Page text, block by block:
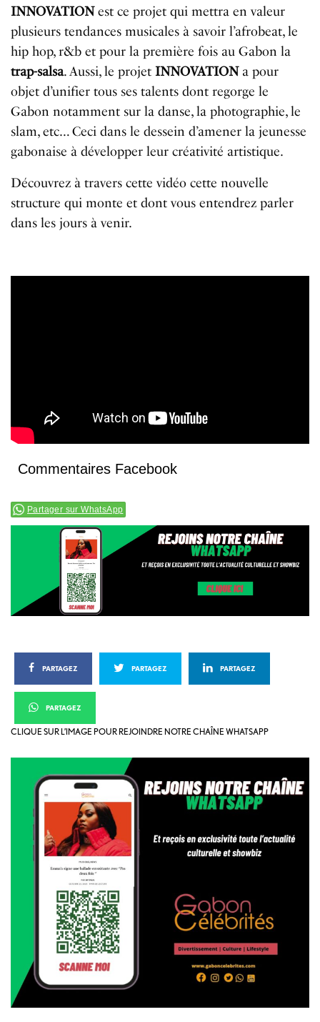
INNOVATIONest ce projet qui mettra en valeur
plusieurs tendances musicales à savoir l’afrobeat, le
hip hop, r&b et pour la première fois au Gabon la
trap-salsa. Aussi, le projet INNOVATIONa pour
objet d’unifier tous ses talents dont regorge le
Gabon notamment sur la danse, la photographie, le
slam, etc… Ceci dans le dessein d’amener la jeunesse
gabonaise à développer leur créativité artistique.
Découvrez à travers cette vidéo cette nouvelle
structure qui monte et dont vous entendrez parler
dans les jours à venir.
Commentaires Facebook
Partager sur WhatsApp
PARTAGEZ PARTAGEZ PARTAGEZ
PARTAGEZ
CLIQUE SUR L’IMAGE POUR REJOINDRE NOTRE CHAÎNE WHATSAPP